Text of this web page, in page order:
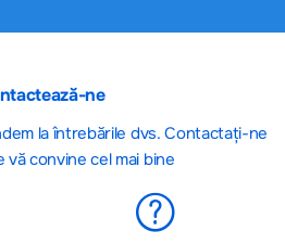
ne
la întrebările dvs. Contactați-ne
vă convine cel mai bine